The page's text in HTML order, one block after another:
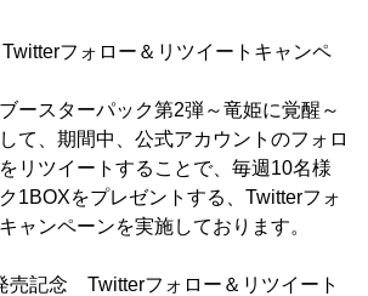
フォロー＆リツイートキャンペ
ースターパック第2弾～竜姫に覚醒～
て、期間中、公式アカウントのフォロ
リツイートすることで、毎週10名様
1BOXをプレゼントする、Twitterフォ
ャンペーンを実施しております。
売記念 Twitterフォロー＆リツイート